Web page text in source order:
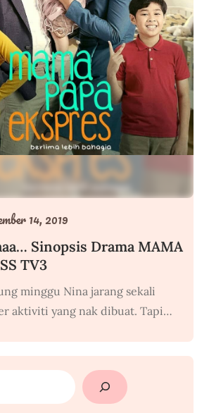
Sinopsis Drama MAMA
TV3
14, 2019
minggu Nina jarang sekali
aktiviti yang nak dibuat. Tapi…